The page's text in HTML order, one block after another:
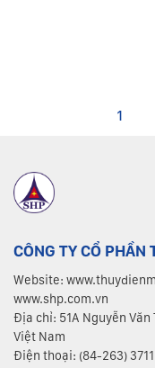
1
CÔNG TY CỔ
Website:
www.shp.com.vn
Địa chỉ: 51A Nguyễn Văn
Việt Nam
Điện thoại: (84-263)